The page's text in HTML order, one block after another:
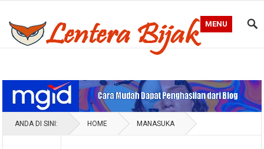
MENU
ANDA DI SINI: HOME MANASUKA